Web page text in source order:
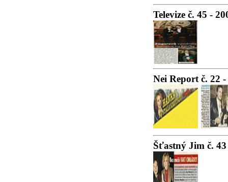
Televize č. 45 -
Nei Report č. 22
Šťastný Jim č.